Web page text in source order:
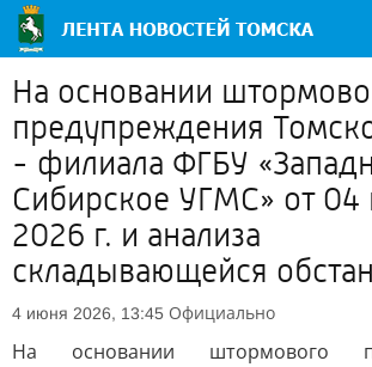
На основании
предупреждения
- филиала ФГБУ
Сибирское УГМС» от 04
2026 г. и анализа
складывающейся
4 июня 2026, 13:45 Официально
На основании штормового